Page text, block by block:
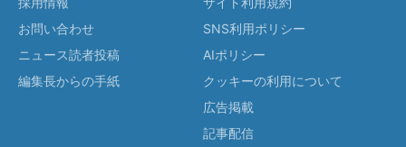
お問い合わせ
ニュース読者投稿
編集長からの手紙
SNS利用ポリシー
AIポリシー
クッキーの利用について
広告掲載
記事配信